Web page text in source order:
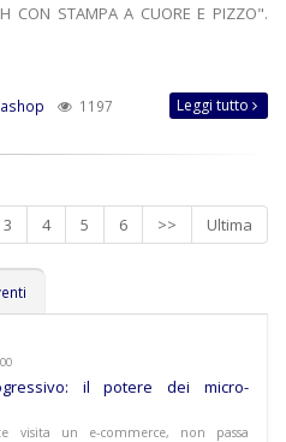
STAMPA A CUORE E PIZZO".
1197 Leggi tutto
3 4 5 6 >> Ultima
il potere dei micro-
visita un e-commerce, non passa